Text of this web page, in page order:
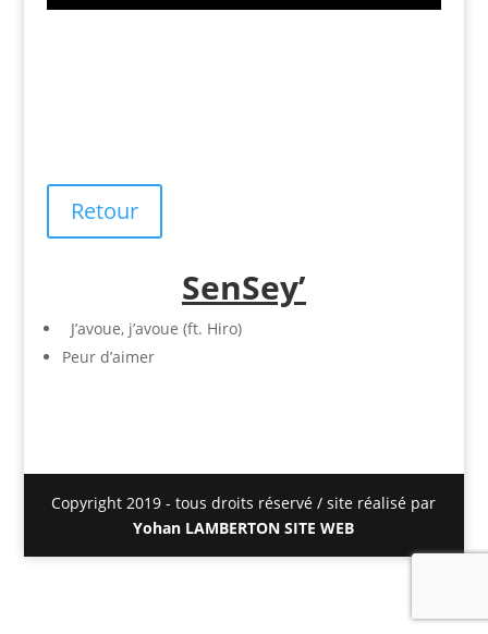
Retour
SenSey’
J’avoue, j’avoue (ft. Hiro)
Peur d’aimer
Copyright 2019 - tous droits réservé / site réalisé par
Yohan LAMBERTON SITE WEB